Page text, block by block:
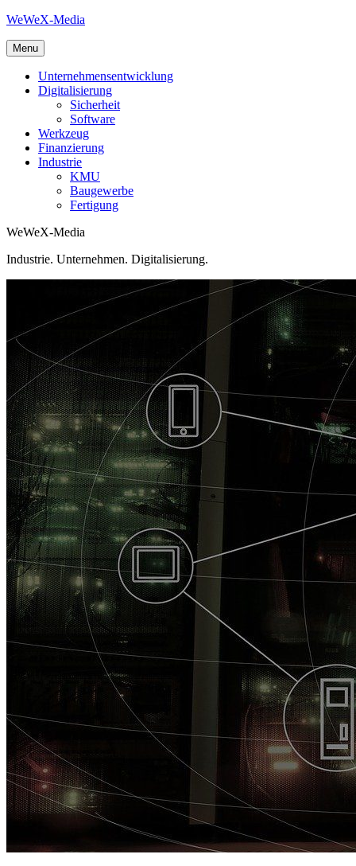
Skip
content
WeWeX-Media
Menu
Unternehmensentwicklung
Digitalisierung
Sicherheit
Software
Werkzeug
Finanzierung
Industrie
KMU
Baugewerbe
Fertigung
WeWeX-Media
Industrie. Unternehmen. Digitalisierung.